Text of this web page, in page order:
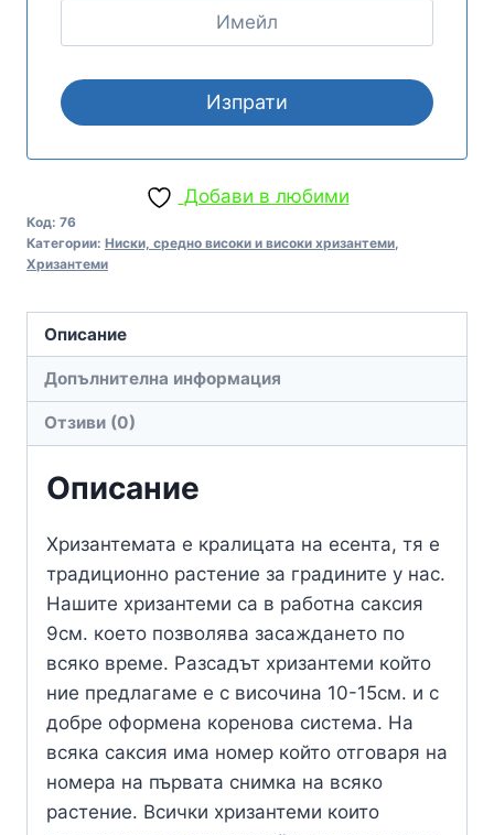
Добави в любими
Код: 76
Категории: Ниски, средно високи и високи хризантеми
Хризантеми
Описание
Допълнителна информация
Отзиви (0)
Описание
Хризантемата е кралицата на есента, тя е
традиционно растение за градините у нас.
Нашите хризантеми са в работна саксия
9см. което позволява засаждането по
всяко време. Разсадът хризантеми който
ние предлагаме е с височина 10-15см. и с
добре оформена коренова система. На
всяка саксия има номер който отговаря на
номера на първата снимка на всяко
растение. Всички хризантеми които